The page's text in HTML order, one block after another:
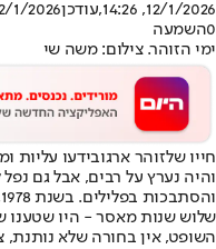
12/1/2026, 14:26
,עודכן1/2026, 15:01
0השמעה
ימי הזוהר. צילום: משה שי
חייו שלזוהר ארגובידעו עליות
והיה נערץ על רבים, אבל גם
שלוש שנות מאסר - היו שטענו
השופט, אין בחורה שלא